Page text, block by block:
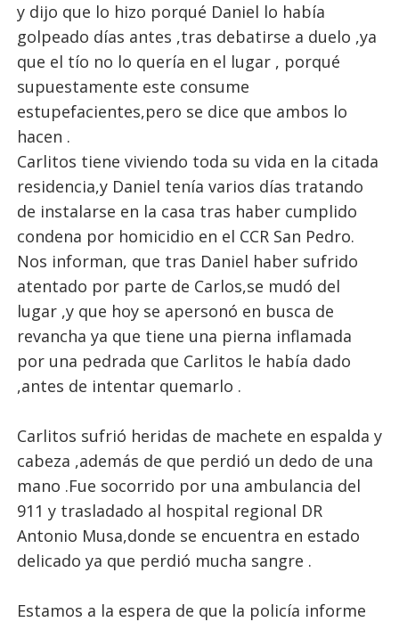
y dijo que lo hizo porqué Daniel lo había
golpeado días antes ,tras debatirse a duelo ,ya
que el tío no lo quería en el lugar , porqué
supuestamente este consume
estupefacientes,pero se dice que ambos lo
hacen .
Carlitos tiene viviendo toda su vida en la citada
residencia,y Daniel tenía varios días tratando
de instalarse en la casa tras haber cumplido
condena por homicidio en el CCR San Pedro.
Nos informan, que tras Daniel haber sufrido
atentado por parte de Carlos,se mudó del
lugar ,y que hoy se apersonó en busca de
revancha ya que tiene una pierna inflamada
por una pedrada que Carlitos le había dado
,antes de intentar quemarlo .
Carlitos sufrió heridas de machete en espalda y
cabeza ,además de que perdió un dedo de una
mano .Fue socorrido por una ambulancia del
911 y trasladado al hospital regional DR
Antonio Musa,donde se encuentra en estado
delicado ya que perdió mucha sangre .
Estamos a la espera de que la policía informe